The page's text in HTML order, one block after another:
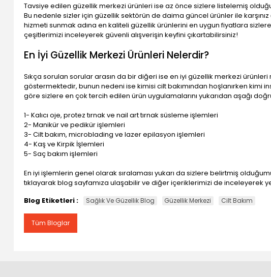
Tavsiye edilen güzellik merkezi ürünleri ise az önce sizlere listelemiş
Bu nedenle sizler için güzellik sektörün de daima güncel ürünler ile
hizmeti sunmak adına en kaliteli güzellik ürünlerini en uygun fiyatlara
çeşitlerimizi inceleyerek güvenli alışverişin keyfini çıkartabilirsiniz!
En İyi Güzellik Merkezi Ürünleri Nelerdir?
Sıkça sorulan sorular arasın da bir diğeri ise en iyi güzellik merkezi
göstermektedir, bunun nedeni ise kimisi cilt bakımından hoşlanırken kimi
göre sizlere en çok tercih edilen ürün uygulamalarını yukarıdan aşağı
1- Kalıcı oje, protez tırnak ve nail art tırnak süsleme işlemleri
2- Manikür ve pedikür işlemleri
3- Cilt bakım, microblading ve lazer epilasyon işlemleri
4- Kaş ve Kirpik İşlemleri
5- Saç bakım işlemleri
En iyi işlemlerin genel olarak sıralaması yukarı da sizlere belirtmiş
tıklayarak blog sayfamıza ulaşabilir ve diğer içeriklerimizi de inceleyerek
Blog Etiketleri :
Sağlık Ve Güzellik Blog Güzellik Merkezi Cilt Bakım
Tüm Bloglar